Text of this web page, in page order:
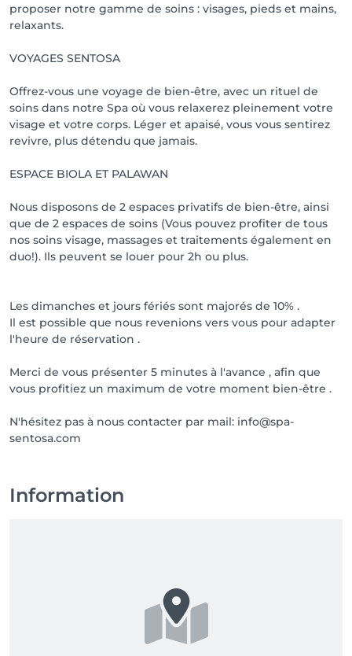
proposer notre gamme de soins : visages, pieds et mains,
relaxants.
VOYAGES SENTOSA
Offrez-vous une voyage de bien-être, avec un rituel de
soins dans notre Spa où vous relaxerez pleinement votre
visage et votre corps. Léger et apaisé, vous vous sentirez
revivre, plus détendu que jamais.
ESPACE BIOLA ET PALAWAN
Nous disposons de 2 espaces privatifs de bien-être, ainsi
que de 2 espaces de soins (Vous pouvez profiter de tous
nos soins visage, massages et traitements également en
duo!). Ils peuvent se louer pour 2h ou plus.
Les dimanches et jours fériés sont majorés de 10% .
Il est possible que nous revenions vers vous pour adapter
l'heure de réservation .
Merci de vous présenter 5 minutes à l'avance , afin que
vous profitiez un maximum de votre moment bien-être .
N'hésitez pas à nous contacter par mail: info@spa-
sentosa.com
Information